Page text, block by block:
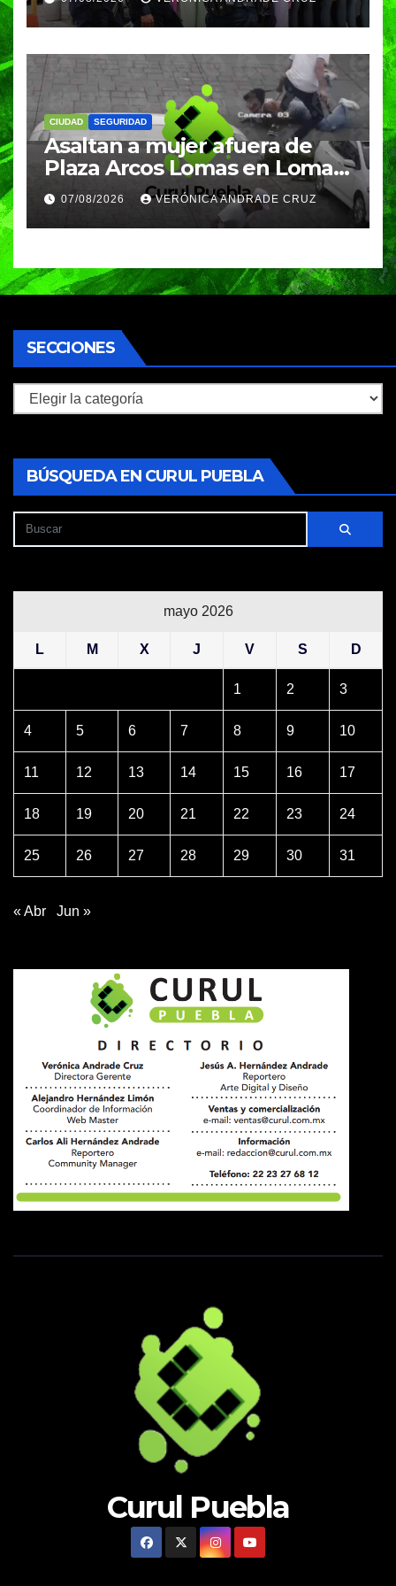
clases
CIUDAD SEGURIDAD
Asaltan a mujer afuera de
Plaza Arcos Lomas en Lomas
de Angelópolis; delincuentes
huyeron en auto
07/08/2026 VERÓNICA ANDRADE CRUZ
SECCIONES
Secciones
BÚSQUEDA EN CURUL PUEBLA
mayo 2026
L M X J V S D
1 2 3
4 5 6 7 8 9 10
11 12 13 14 15 16 17
18 19 20 21 22 23 24
25 26 27 28 29 30 31
« Abr Jun »
Curul Puebla